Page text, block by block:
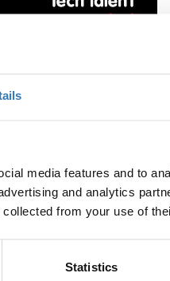
media features and to
and analytics
collected from your use of
Statistics
Ποσότητα
Η περίοδος εγγραφών
έχει λήξει.